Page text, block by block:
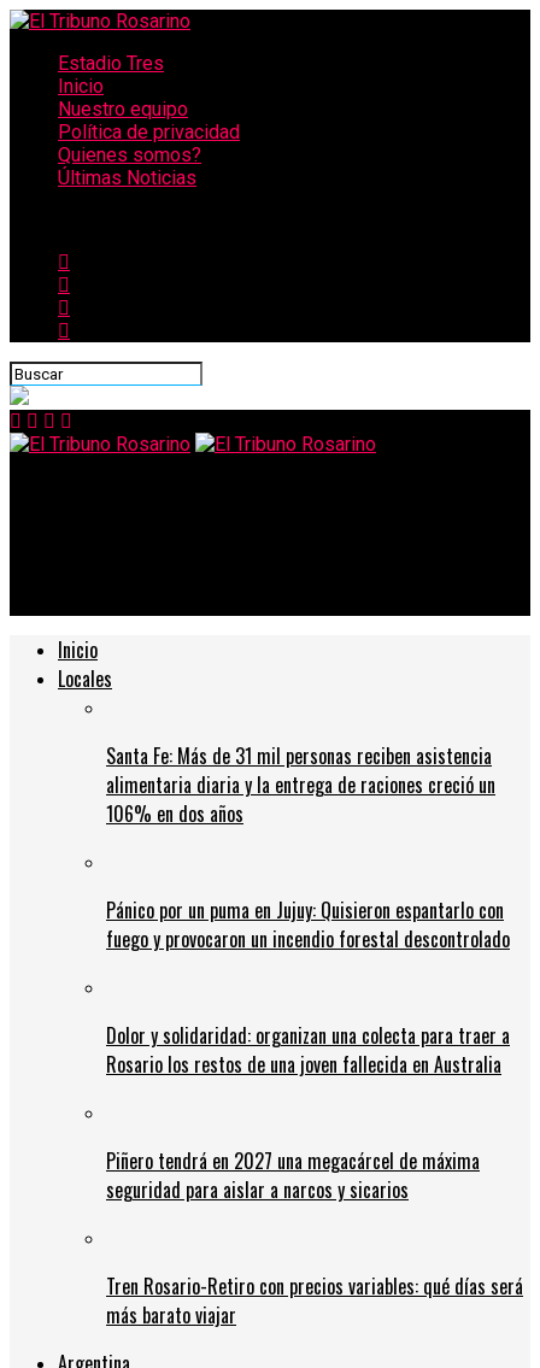
Estadio Tres
Inicio
Nuestro equipo
Política de privacidad
Quienes somos?
Últimas Noticias
Inicio
Locales
Santa Fe: Más de 31 mil personas reciben asistencia
alimentaria diaria y la entrega de raciones creció un
106% en dos años
Pánico por un puma en Jujuy: Quisieron espantarlo con
fuego y provocaron un incendio forestal descontrolado
Dolor y solidaridad: organizan una colecta para traer a
Rosario los restos de una joven fallecida en Australia
Piñero tendrá en 2027 una megacárcel de máxima
seguridad para aislar a narcos y sicarios
Tren Rosario-Retiro con precios variables: qué días será
más barato viajar